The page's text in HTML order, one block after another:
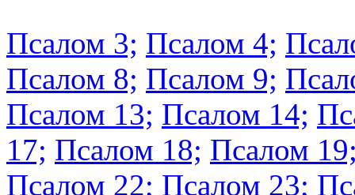
Псалом 3; Псалом 4;
Псалом 8; Псалом 9;
Псалом 13; Псалом 14;
17; Псалом 18; Псалом
Псалом 22; Псалом 23;